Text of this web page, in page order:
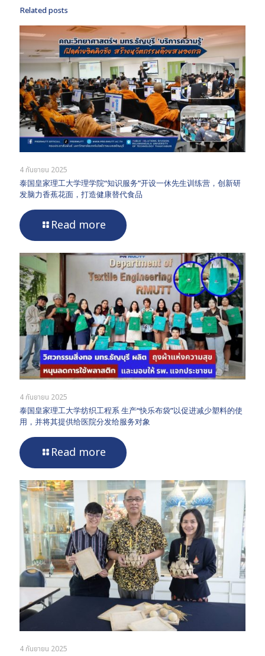
Related posts
4 กันยายน 2025
泰国皇家理工大学理学院“知识服务”开设一休先生训练营，创新研
发脑力香蕉花面，打造健康替代食品
Read more
4 กันยายน 2025
泰国皇家理工大学纺织工程系 生产“快乐布袋”以促进减少塑料的使
用，并将其提供给医院分发给服务对象
Read more
4 กันยายน 2025